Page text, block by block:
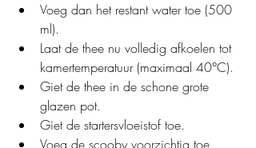
Voeg dan het restant water toe (500
ml).
Laat de thee nu volledig afkoelen tot
kamertemperatuur (maximaal 40°C).
Giet de thee in de schone grote
glazen pot.
Giet de startersvloeistof toe.
Voeg de scooby voorzichtig toe.